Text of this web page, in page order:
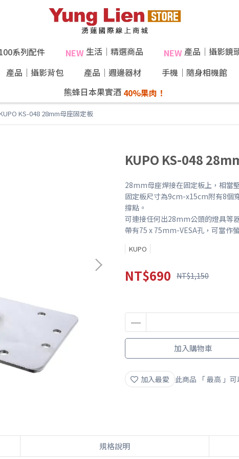
系列配件 NEW生活｜精選商品 NEW產品｜攝影鏡
產品｜攝影背包
產品｜週邊器材 手機｜隨身相機館
熊蜂日本果實酒
KS-048 28mm母座固定板
KUPO KS-048
28mm母座焊接在固定板上，相當
固定板尺寸為9cm-x15cm附有8個
撐點。
可連接任何出28mm公頭的燈具等
帶有75 x 75mm-VESA孔，可當作
KUPO
NT$690 NT$1,150
加入購物車
加入最愛 此商品 「 最高 」
規格說明